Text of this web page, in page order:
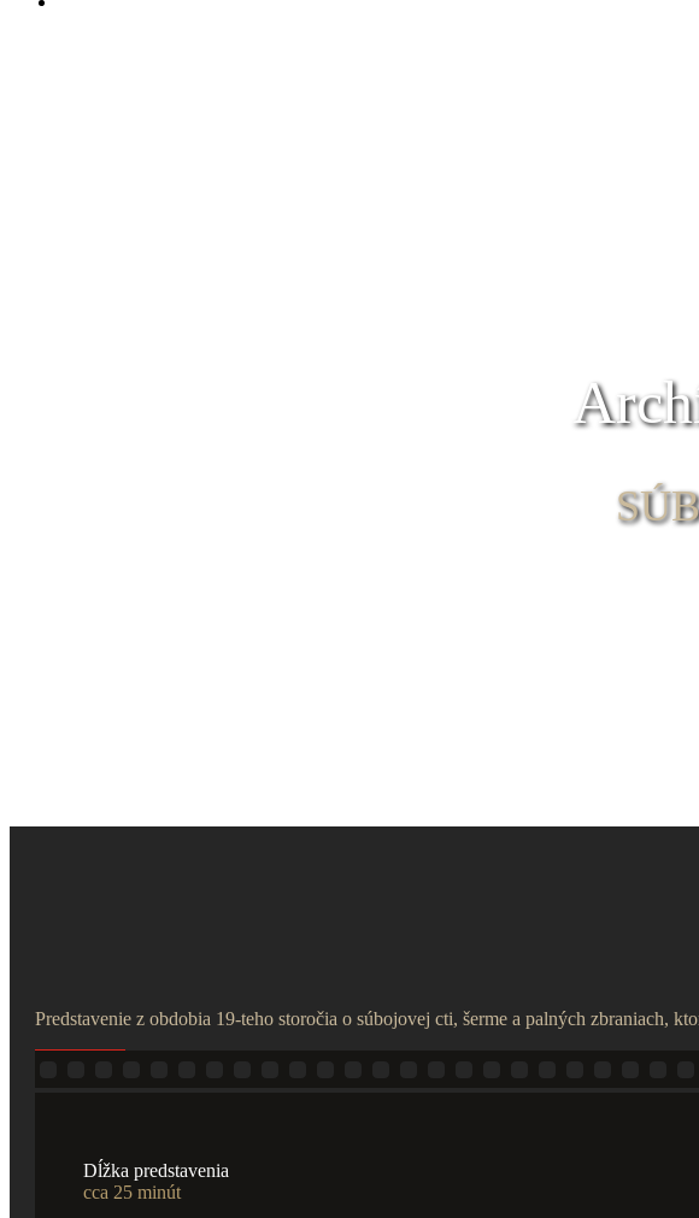
Predstavenie z obdobia 19-teho storočia o súbojovej cti, šerme a palných zbraniach,
Dĺžka predstavenia
cca 25 minút